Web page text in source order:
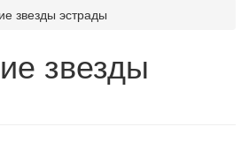
звезды эстрады
звезды